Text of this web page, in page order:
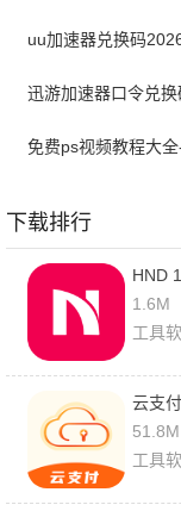
下载排行
HND
1.6M
工具
云支
51.8M
工具